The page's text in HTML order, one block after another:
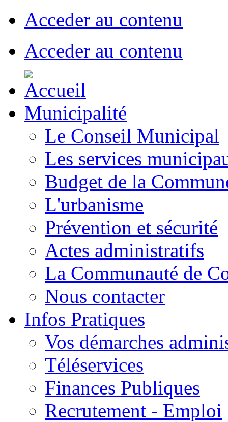
Acceder au contenu
Acceder au contenu
Municipalité
Le Conseil Municipal
Les services
Budget de la
L'urbanisme
Prévention et sécurité
Actes administratifs
La Communauté de
Nous contacter
Infos Pratiques
Vos démarches
Téléservices
Finances Publiques
Recrutement - Emploi